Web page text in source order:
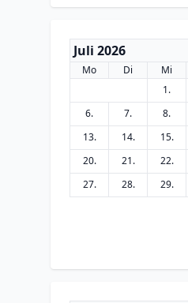
Juli 2026
Mo Di Mi
1.
6.
7. 8.
13.
14. 15.
20.
21. 22.
27.
28. 29.